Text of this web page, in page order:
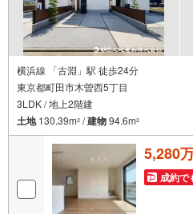
横浜線 「古淵」駅 徒歩24分
東京都町田市木曽西5丁目
3LDK / 地上2階建
土地130.39m2 /建物94.6m2
5,280
成約で